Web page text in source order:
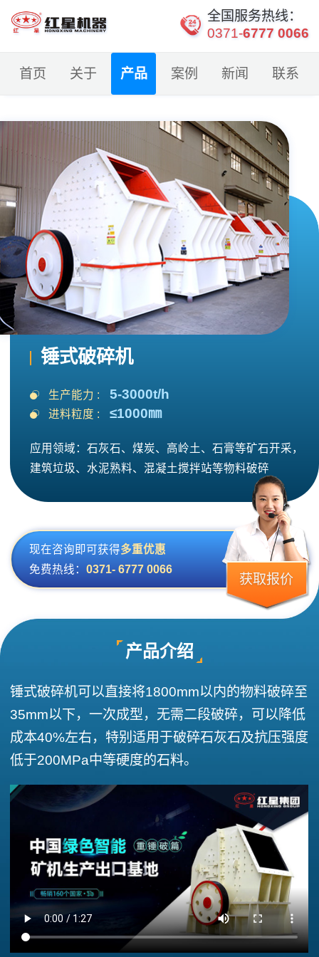
全国服务热线：
0371-6777 0066
首页 关于 产品 案例 新闻 联系
锤式破碎机
生产能力 : 5-3000t/h
进料粒度 : ≤1000㎜
应用领域：石灰石、煤炭、高岭土、石膏等矿石开采，
建筑垃圾、水泥熟料、混凝土搅拌站等物料破碎
现在咨询即可获得多重优惠
免费热线：0371- 6777 0066
获取报价
产品介绍
锤式破碎机可以直接将1800mm以内的物料破碎至
35mm以下，一次成型，无需二段破碎，可以降低
成本40%左右，特别适用于破碎石灰石及抗压强度
低于200MPa中等硬度的石料。